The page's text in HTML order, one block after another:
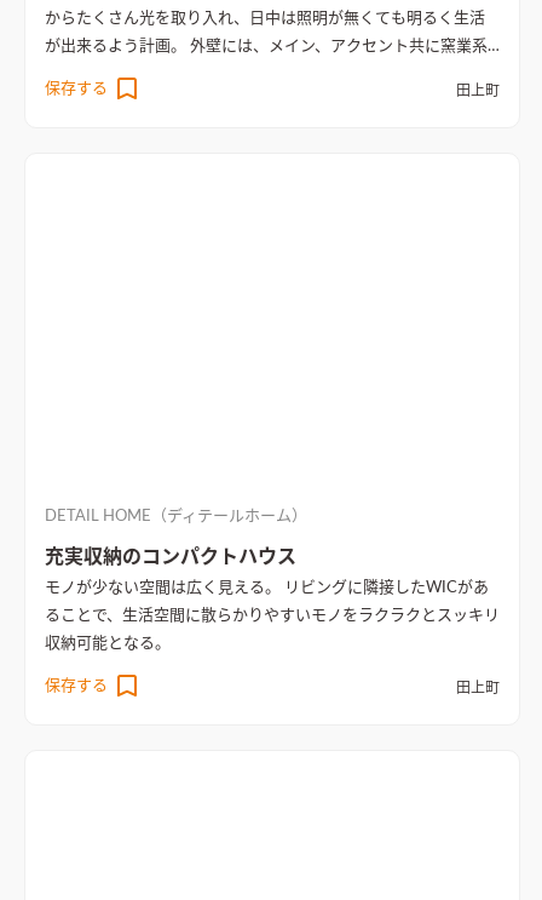
からたくさん光を取り入れ、日中は照明が無くても明るく生活
が出来るよう計画。 外壁には、メイン、アクセント共に窯業系
家事が楽になる動線を考慮。 子供室は、ちょっとした遊び心も
保存する 田上町
DETAIL HOME（ディテールホーム）
充実収納のコンパクトハウス
モノが少ない空間は広く見える。 リビングに隣接したWICがあ
ることで、生活空間に散らかりやすいモノをラクラクとスッキリ
収納可能となる。
保存する 田上町